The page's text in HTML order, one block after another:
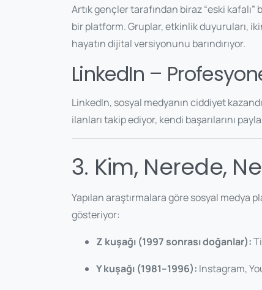
Artık gençler tarafından biraz “eski
bir platform. Gruplar, etkinlik duyuruları,
hayatın dijital versiyonunu barındırıyor.
LinkedIn –
LinkedIn, sosyal medyanın ciddiyet
ilanları takip ediyor, kendi başarılarını
3. Kim, Nerede,
Yapılan araştırmalara göre sosyal medya
gösteriyor:
Z kuşağı (1997 sonrası doğanlar):
Y kuşağı (1981–1996): Instagram,